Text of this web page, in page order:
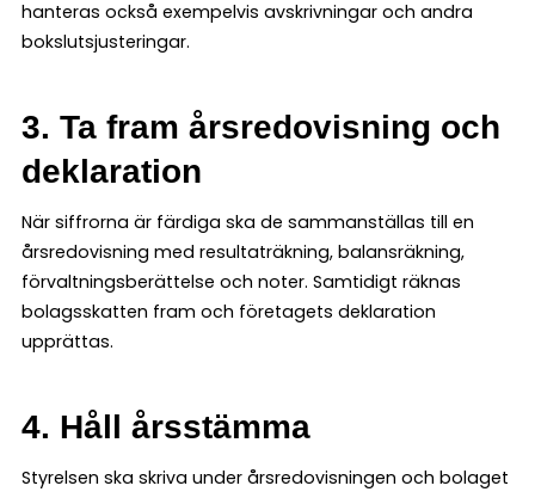
hanteras också exempelvis avskrivningar och andra
bokslutsjusteringar.
3. Ta fram årsredovisning och
deklaration
När siffrorna är färdiga ska de sammanställas till en
årsredovisning med resultaträkning, balansräkning,
förvaltningsberättelse och noter. Samtidigt räknas
bolagsskatten fram och företagets deklaration
upprättas.
4. Håll årsstämma
Styrelsen ska skriva under årsredovisningen och bolaget